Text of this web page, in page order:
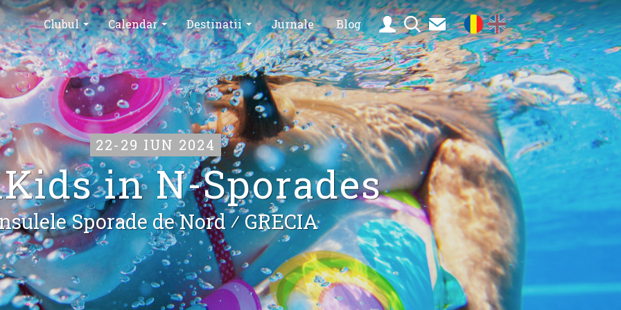
Clubul Calendar Destinatii Jurnale Blog
22-29 IUN 2024
in N-Sporades
Sporade de Nord ⁄GRECIA